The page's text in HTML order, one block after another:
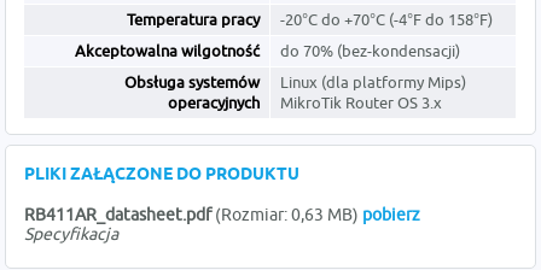
Temperatura pracy
-20°C do +70°C (-4°F do 158°F)
Akceptowalna wilgotność
do 70% (bez-kondensacji)
Obsługa systemów
operacyjnych
Linux (dla platformy Mips)
MikroTik Router OS 3.x
PLIKI ZAŁĄCZONE DO PRODUKTU
RB411AR_datasheet.pdf(Rozmiar: 0,63 MB) pobierz
Specyfikacja